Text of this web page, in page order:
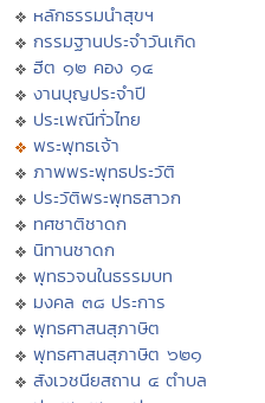
หลักธรรมนำสุขฯ
กรรมฐานประจำวันเกิด
ฮีต ๑๒ คอง ๑๔
งานบุญประจำปี
ประเพณีทั่วไทย
พระพุทธเจ้า
ภาพพระพุทธประวัติ
ประวัติพระพุทธสาวก
ทศชาติชาดก
นิทานชาดก
พุทธวจนในธรรมบท
มงคล ๓๘ ประการ
พุทธศาสนสุภาษิต
พุทธศาสนสุภาษิต ๖๒๑
สังเวชนียสถาน ๔ ตำบล